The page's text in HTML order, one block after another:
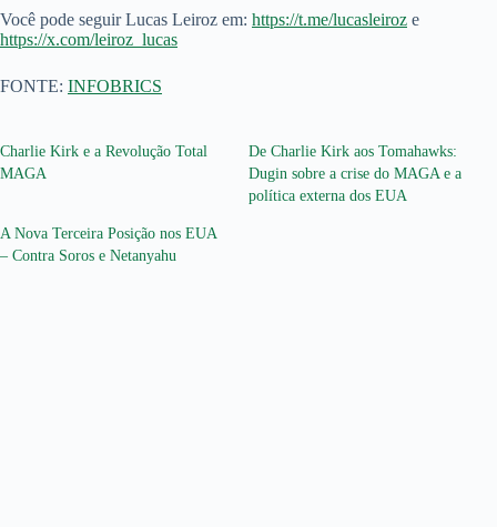
Você pode seguir Lucas Leiroz em: https://t.me/lucasleiroz e
https://x.com/leiroz_lucas
FONTE: INFOBRICS
Charlie Kirk e a Revolução Total
MAGA
De Charlie Kirk aos Tomahawks:
Dugin sobre a crise do MAGA e a
política externa dos EUA
A Nova Terceira Posição nos EUA
– Contra Soros e Netanyahu